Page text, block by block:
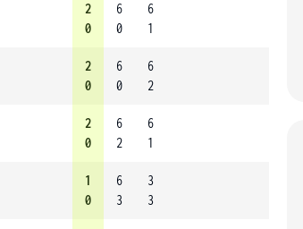
2
0
6
0
6
1
2
0
6
0
6
2
2
0
6
2
6
1
1
0
6
3
3
3